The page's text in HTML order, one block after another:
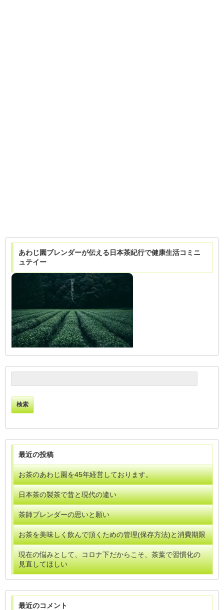
あわじ園ブレンダーが伝える日本茶紀行で健康生活コミニ
ュテイー
索:
最近の投稿
お茶のあわじ園を45年経営しております。
日本茶の製茶で昔と現代の違い
茶師ブレンダーの思いと願い
お茶を美味しく飲んで頂くための管理(保存方法)と消費期限
現在の悩みとして、コロナ下だからこそ、茶葉で習慣化の
見直してほしい
最近のコメント